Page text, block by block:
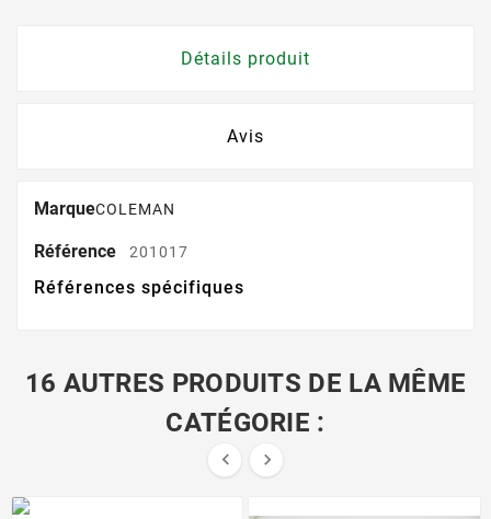
Détails produit
Avis
MarqueCOLEMAN
Référence 201017
Références spécifiques
16 AUTRES PRODUITS DE LA MÊME
CATÉGORIE :
 